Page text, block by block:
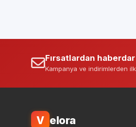
Fırsatlardan
Kampanya ve indirimlerden
V elora